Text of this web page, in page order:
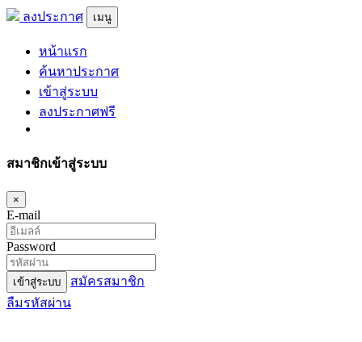
ลงประกาศ เมนู
หน้าแรก
ค้นหาประกาศ
เข้าสู่ระบบ
ลงประกาศฟรี
สมาชิกเข้าสู่ระบบ
×
E-mail
Password
เข้าสู่ระบบ
สมัครสมาชิก
ลืมรหัสผ่าน